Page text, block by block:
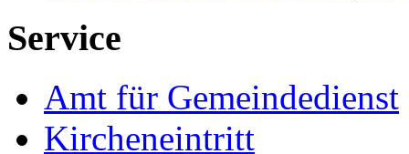
Service
Amt für Gemeindedienst
Kircheneintritt